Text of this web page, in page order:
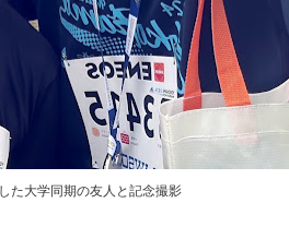
た大学同期の友人と記念撮影